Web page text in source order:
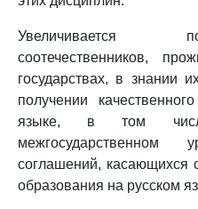
Увеличивается
соотечественников,
государствах, в знании
получении
языке, в том
соглашений, касающихся
образования на русском